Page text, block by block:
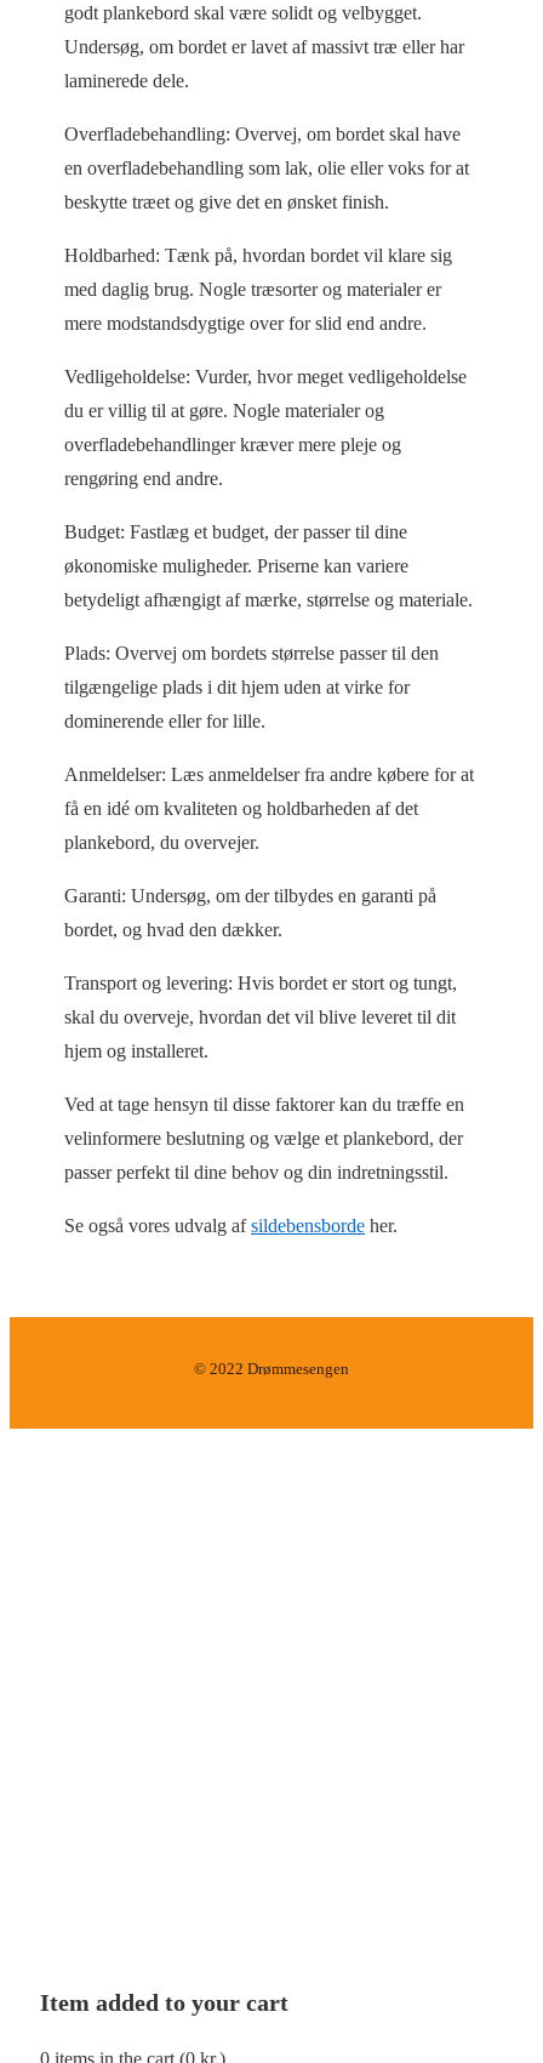
godt plankebord skal være solidt og velbygget.
Undersøg, om bordet er lavet af massivt træ eller har
laminerede dele.
Overfladebehandling: Overvej, om bordet skal have
en overfladebehandling som lak, olie eller voks for at
beskytte træet og give det en ønsket finish.
Holdbarhed: Tænk på, hvordan bordet vil klare sig
med daglig brug. Nogle træsorter og materialer er
mere modstandsdygtige over for slid end andre.
Vedligeholdelse: Vurder, hvor meget vedligeholdelse
du er villig til at gøre. Nogle materialer og
overfladebehandlinger kræver mere pleje og
rengøring end andre.
Budget: Fastlæg et budget, der passer til dine
økonomiske muligheder. Priserne kan variere
betydeligt afhængigt af mærke, størrelse og materiale.
Plads: Overvej om bordets størrelse passer til den
tilgængelige plads i dit hjem uden at virke for
dominerende eller for lille.
Anmeldelser: Læs anmeldelser fra andre købere for at
få en idé om kvaliteten og holdbarheden af det
plankebord, du overvejer.
Garanti: Undersøg, om der tilbydes en garanti på
bordet, og hvad den dækker.
Transport og levering: Hvis bordet er stort og tungt,
skal du overveje, hvordan det vil blive leveret til dit
hjem og installeret.
Ved at tage hensyn til disse faktorer kan du træffe en
velinformere beslutning og vælge et plankebord, der
passer perfekt til dine behov og din indretningsstil.
Se også vores udvalg afsildebensborde her.
© 2022 Drømmesengen
Item added to your cart
0 items in the cart (0 kr.)